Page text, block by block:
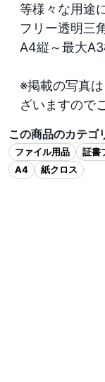
等様々な用途に
フリー透明三
A4縦～最大
※掲載の写真
ざいますので
この商品のカテゴ
ファイル用品 証書
A4
紙クロス